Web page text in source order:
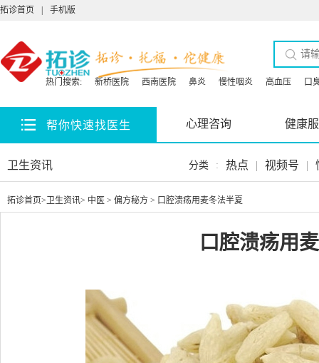
拓诊首页 手机版
热门搜索: 新桥医院 西南医院 鼻炎 慢性咽炎 高血压 口
帮你快速找医生 心理咨询 健康
卫生资讯 分类 : 热点 | 视频号 |
拓诊首页> 卫生资讯> 中医 > 偏方秘方 > 口腔溃疡用麦冬法半夏
口腔溃疡用